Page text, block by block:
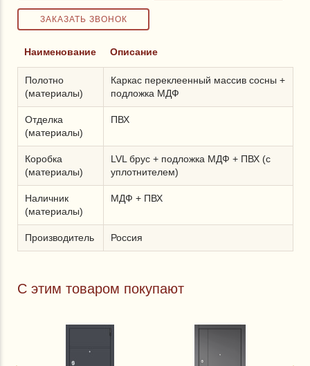
Наименование Описание
Полотно
(материалы)
Каркас переклеенный массив сосны +
подложка МДФ
Отделка
(материалы)
ПВХ
Коробка
(материалы)
LVL брус + подложка МДФ + ПВХ (с
уплотнителем)
Наличник
(материалы)
МДФ + ПВХ
Производитель Россия
С этим товаром покупают